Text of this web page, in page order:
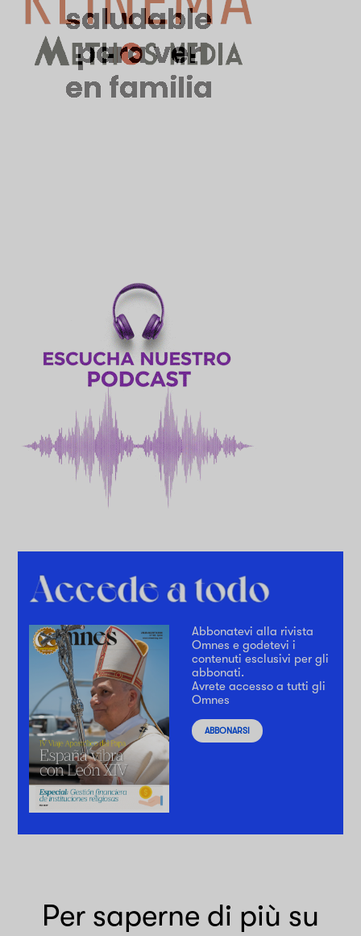
Abbonatevi alla rivista
Omnes e godetevi i
contenuti esclusivi per gli
abbonati.
Avrete accesso a tutti gli
Omnes
ABBONARSI
Per saperne di più su